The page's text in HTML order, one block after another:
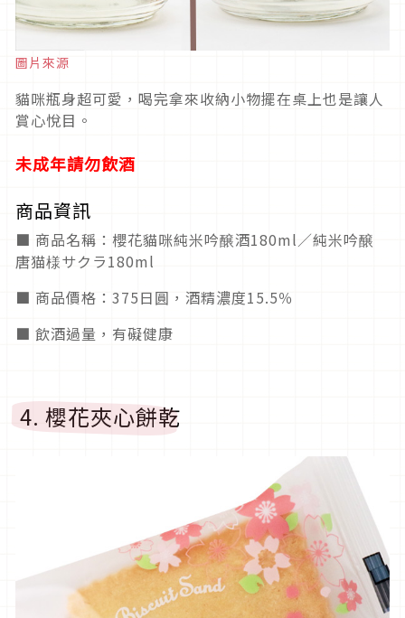
圖片來源
貓咪瓶身超可愛，喝完拿來收納小物擺在桌上也是讓人
賞心悅目。
未成年請勿飲酒
商品資訊
■ 商品名稱：櫻花貓咪純米吟醸酒180ml／純米吟醸
唐猫様サクラ180ml
■ 商品價格：375日圓，酒精濃度15.5％
■ 飲酒過量，有礙健康
4. 櫻花夾心餅乾